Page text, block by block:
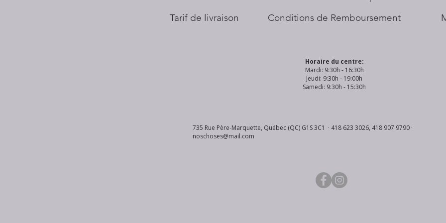
Tarif de livraison
Conditions de Remboursement
Horaire du centre:
Mardi: 9:30h - 16:30h
Jeudi: 9:30h - 19:00h
Samedi: 9:30h - 15:30h
735 Rue Père-Marquette, Québec (QC) G1S 3C1 · 418 623 3026, 418 907 9790 ·
noschoses@mail.com